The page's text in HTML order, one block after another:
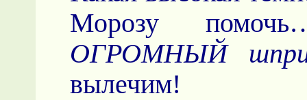
Морозу
ОГРОМНЫЙ
вылечим!